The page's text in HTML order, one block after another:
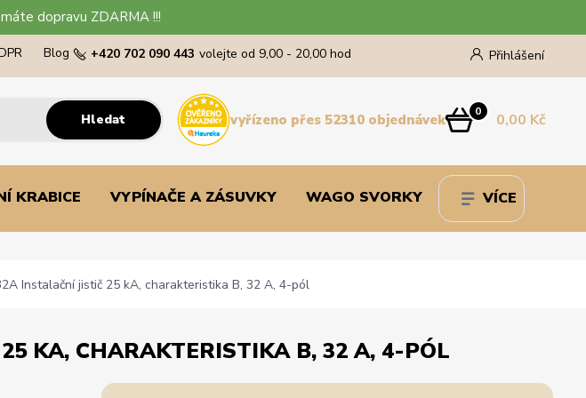
dopravu ZDARMA !!!
Blog Přihlášení
Hledat
+420 702 090 443 volejte od 9,00 - 20,00 hod
0 0,00 Kč
vyřízeno přes 52310 objednávek
KRABICE VYPÍNAČE A ZÁSUVKY WAGO SVORKY VÍCE
Instalační jistič 25 kA, charakteristika B, 32 A, 4-pól
KA, CHARAKTERISTIKA B, 32 A, 4-PÓL